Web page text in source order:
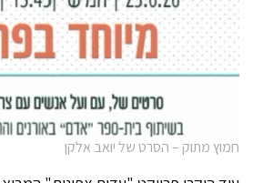
חמוץ מתוק – הסרט של יואב אלקן